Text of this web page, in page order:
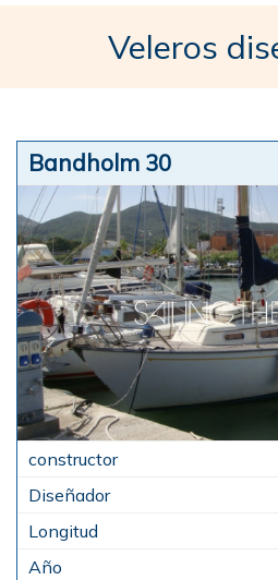
Veleros
Bandholm 30